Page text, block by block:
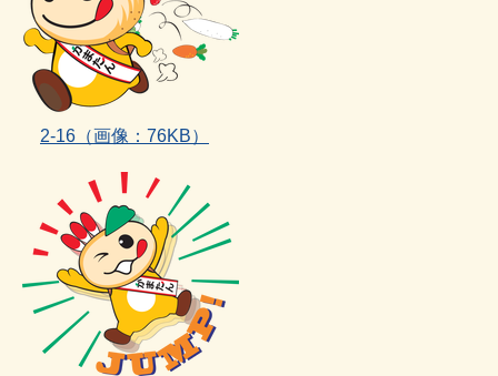
2‐16（画像：76KB）